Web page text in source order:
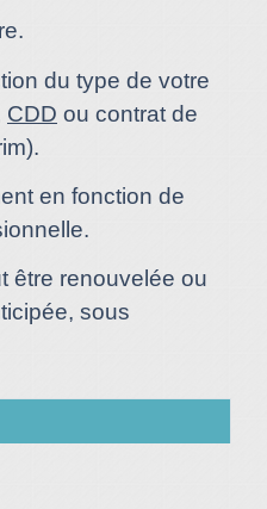
du type de votre
CDD ou contrat de
en fonction de
être renouvelée ou
sous